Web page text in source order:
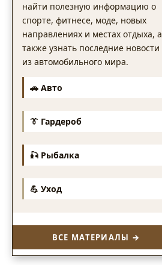
найти полезную информацию о
спорте, фитнесе, моде, новых
направлениях и местах отдыха, а
также узнать последние новости
из автомобильного мира.
🚗 Авто
👔 Гардероб
🎣 Рыбалка
💪 Уход
ВСЕ МАТЕРИАЛЫ →